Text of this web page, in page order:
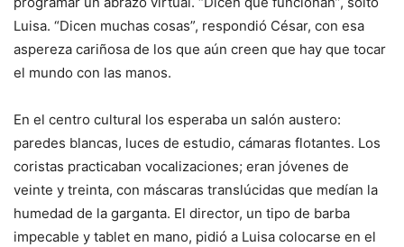
Luisa. “Dicen muchas cosas”, respondió César, con esa
aspereza cariñosa de los que aún creen que hay que tocar
el mundo con las manos.
En el centro cultural los esperaba un salón austero:
paredes blancas, luces de estudio, cámaras flotantes. Los
coristas practicaban vocalizaciones; eran jóvenes de
veinte y treinta, con máscaras translúcidas que medían la
humedad de la garganta. El director, un tipo de barba
impecable y tablet en mano, pidió a Luisa colocarse en el